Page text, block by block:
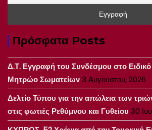
Πρόσφατα Posts
Δ.Τ. Εγγραφή του Συνδέσμου στο Ειδικό
Μητρώο Σωματείων3 Αυγούστου, 2026
Δελτίο Τύπου για την απώλεια των
στις φωτιές Ρεθύμνου και Γυθείου 30